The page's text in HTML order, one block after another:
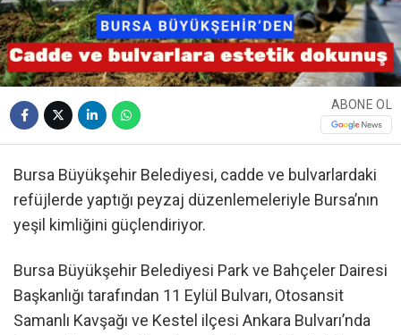
ABONE OL
Bursa Büyükşehir Belediyesi, cadde ve bulvarlardaki
refüjlerde yaptığı peyzaj düzenlemeleriyle Bursa’nın
yeşil kimliğini güçlendiriyor.
Bursa Büyükşehir Belediyesi Park ve Bahçeler Dairesi
Başkanlığı tarafından 11 Eylül Bulvarı, Otosansit
Samanlı Kavşağı ve Kestel ilçesi Ankara Bulvarı’nda